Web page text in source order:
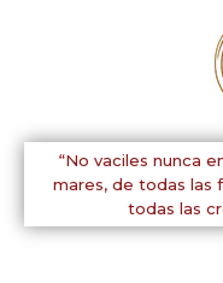
“No vaciles nunca
mares, de todas las
todas las